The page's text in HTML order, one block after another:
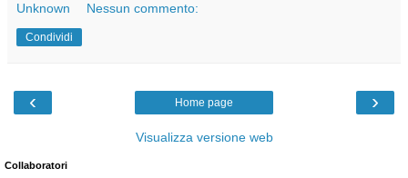
Unknown Nessun commento:
Condividi
‹ ›
Home page
Visualizza versione web
Collaboratori